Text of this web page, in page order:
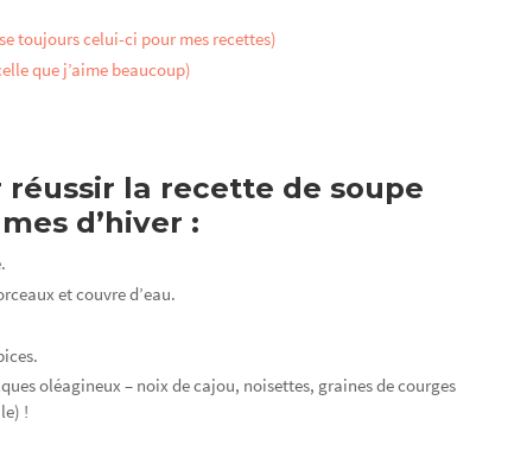
toujours celui-ci pour mes recettes)
que j’aime beaucoup)
la recette de soupe
d’hiver :
et couvre d’eau.
oléagineux – noix de cajou, noisettes, graines de courges
!